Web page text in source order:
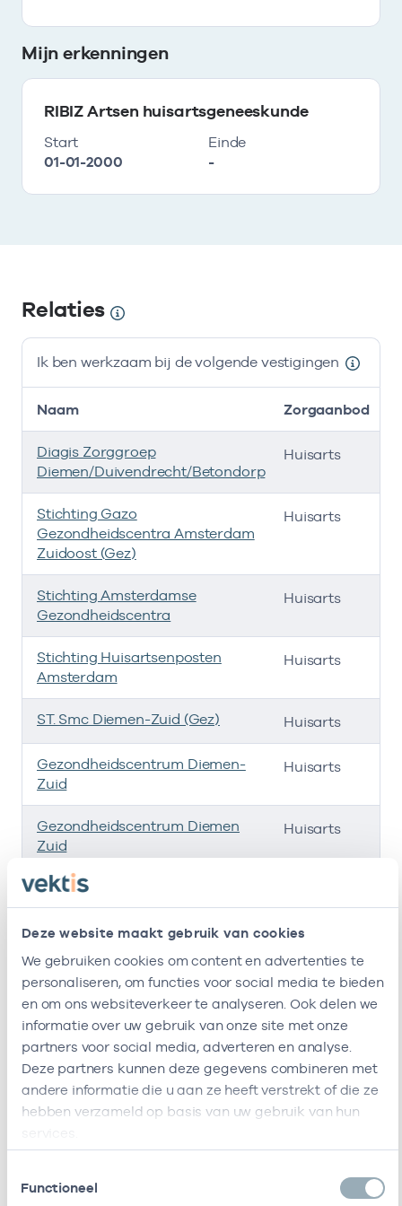
Deze website maakt gebruik van cookies
We gebruiken cookies om content en advertenties te
personaliseren, om functies voor social media te bieden
en om ons websiteverkeer te analyseren. Ook delen we
informatie over uw gebruik van onze site met onze
partners voor social media, adverteren en analyse.
Deze partners kunnen deze gegevens combineren met
andere informatie die u aan ze heeft verstrekt of die ze
hebben verzameld op basis van uw gebruik van hun
Functioneel
Mijn erkenningen
RIBIZ Artsen huisartsgeneeskunde
Start
01-01-2000
Einde
-
Relaties
Ik ben werkzaam bij de volgende vestigingen
Ik ben werkzaam bij de volgende vestigingen
Naam Zorgaanbod
Diagis Zorggroep
Diemen/Duivendrecht/Betondorp
Huisarts
Stichting Gazo
Gezondheidscentra Amsterdam
Zuidoost (Gez)
Huisarts
Stichting Amsterdamse
Gezondheidscentra
Huisarts
Stichting Huisartsenposten
Amsterdam
Huisarts
ST. Smc Diemen-Zuid (Gez) Huisarts
Gezondheidscentrum Diemen-
Zuid
Huisarts
Gezondheidscentrum Diemen
Zuid
Huisarts
Regionale
Ondersteuningsorganisatie
Zuidoost B.v.
Ik heb een arbeidsrelatie met
Naam Rol
Diagis Zorggroep
Diemen/Duivendrecht/Betondorp
In loondienst
bij
Stichting Gazo
Zuidoost (Gez)
Vrijgevestigd
getekend)